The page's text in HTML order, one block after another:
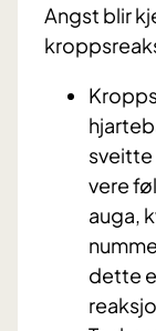
Angst blir
sveitte
vere
auga,
dette